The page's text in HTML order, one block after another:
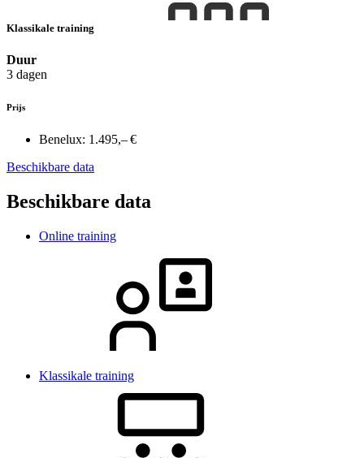
Klassikale training
Duur
3 dagen
Prijs
Benelux: 1.495,– €
Beschikbare data
Beschikbare data
Online training
Klassikale training